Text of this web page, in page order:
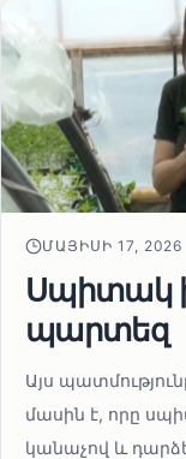
ՄԱՅԻՍԻ 17, 2026
Սպիտակ
պարտեզ
Այս
մասին է, որը
կանաչով և